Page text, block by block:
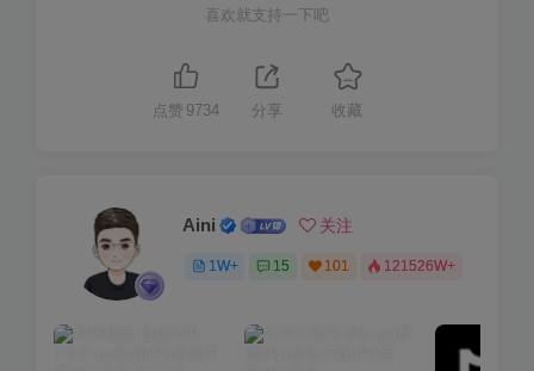
喜欢就支持一下吧
点赞 9734 分享 收藏
Aini 关注
1W+ 15 101 121526W+